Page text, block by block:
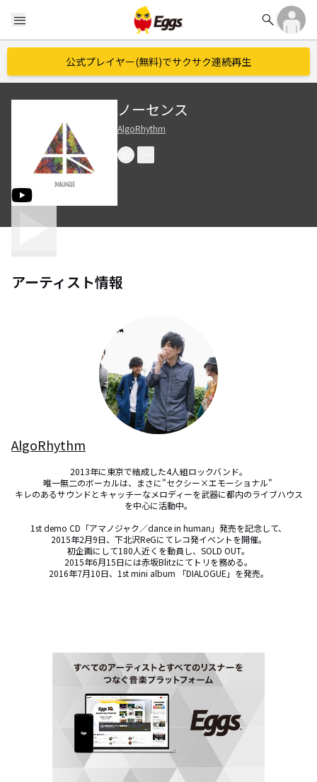
menu search
公式プレイヤー(無料)でサクサク連続再生
ノーセンス
AlgoRhythm
アーティスト情報
AlgoRhythm
2013年に東京で結成した4人組ロックバンド。
唯一無二のボーカルは、まさに"セクシー×エモーショナル"
キレのあるサウンドとキャッチーなメロディーを武器に都内のライブハウス
を中心に活動中。
1st demo CD「アマノジャク／dance in human」発売を記念して、
2015年2月9日、下北沢ReGにてレコ発イベントを開催。
初企画にして180人近くを動員し、SOLD OUT。
2015年6月15日には赤坂Blitzにてトリを務める。
2016年7月10日、1st mini album 「DIALOGUE」を発売。